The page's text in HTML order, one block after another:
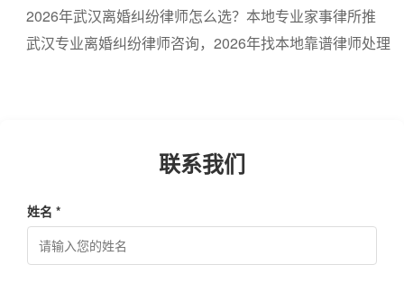
律所安心之选
费透明流程全解析，资深婚姻家事律所推荐
2026年武汉离婚纠纷律师怎么选？本地专业家事律所推
荐：财产分割、抚养权争夺、债务处理一站式解析
武汉专业离婚纠纷律师咨询，2026年找本地靠谱律师处理
联系我们
姓名 *